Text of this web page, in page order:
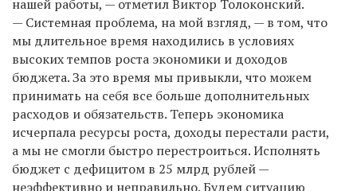
нашей работы, — отметил Виктор Толоконский.
— Системная проблема, на мой взгляд, — в том, что
мы длительное время находились в условиях
высоких темпов роста экономики и доходов
бюджета. За это время мы привыкли, что можем
принимать на себя все больше дополнительных
расходов и обязательств. Теперь экономика
исчерпала ресурсы роста, доходы перестали расти,
а мы не смогли быстро перестроиться. Исполнять
бюджет с дефицитом в 25 млрд рублей —
неэффективно и неправильно. Будем ситуацию